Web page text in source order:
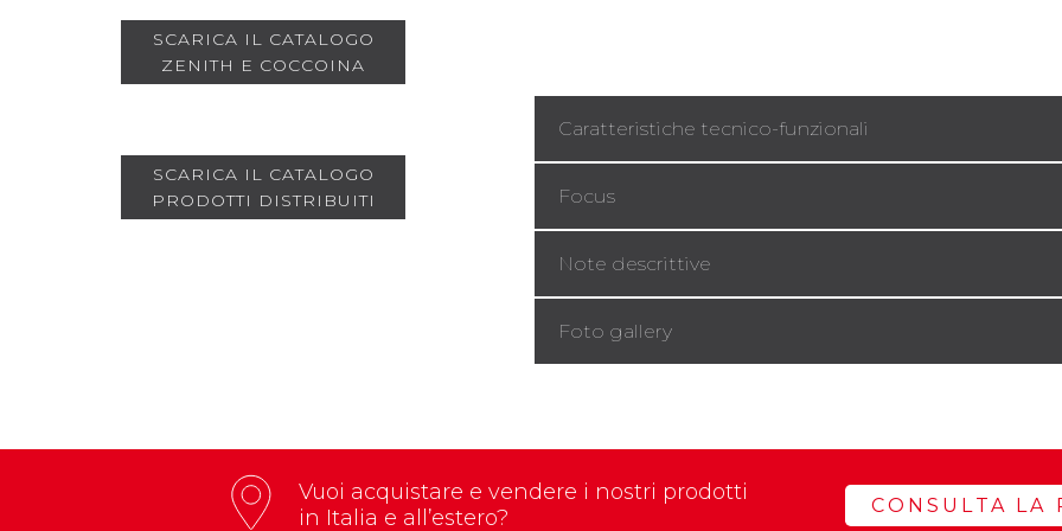
SCARICA IL CATALOGO
ZENITH E COCCOINA
SCARICA IL CATALOGO
PRODOTTI DISTRIBUITI
Caratteristiche tecnico-funzionali
Focus
Note descrittive
Foto gallery
Vuoi acquistare e vendere i nostri prodotti
in Italia e all’estero?
CONSULTA LA